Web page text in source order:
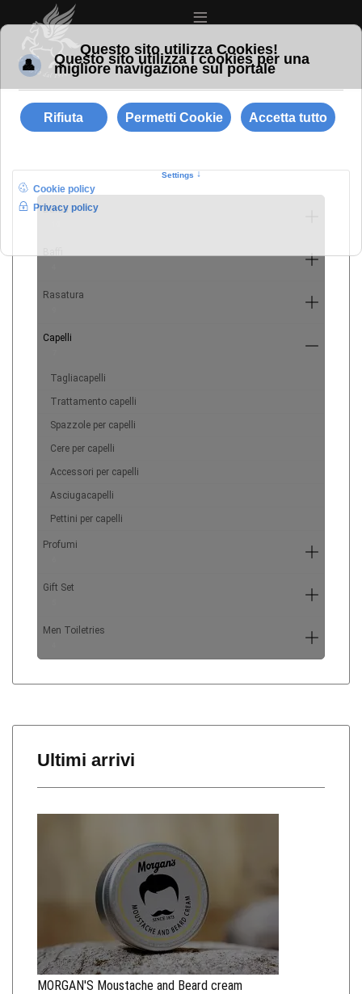
≡
Barba
Rasatura
Capelli
Tagliacapelli
Trattamento capelli
Spazzole per capelli
Cere per capelli
Accessori per capelli
Asciugacapelli
Pettini per capelli
Profumi
Gift Set
Men Toiletries
Ultimi arrivi
MORGAN'S Moustache and Beard cream